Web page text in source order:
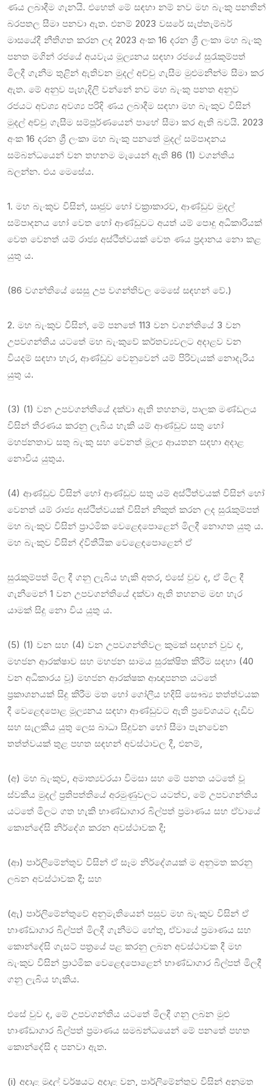
ණය ලබාදීම ගැනයි. එහෙත් මේ සඳහා නම් නව මහ බැංකු පනතින්
බරපතල සීමා පනවා ඇත. එනම් 2023 වසරේ සැප්තැම්බර්
මාසයේදී නීතිගත කරන ලද 2023 අංක 16 දරන ශ්‍රී ලංකා මහ බැංකු
පනත මගින් රජයේ අයවැය මූල්‍යනය සඳහා රජයේ සුරැකුම්පත්
මිලදී ගැනීම තුළින් ඇතිවන මුදල් අච්චු ගැසීම මුළුමනින්ම සීමා කර
ඇත. මේ අනුව පැහැදිලි වන්නේ නව මහ බැංකු පනත අනුව
රජයට අවශ්‍ය අවශ්‍ය පරිදි ණය ලබාදීම සඳහා මහ බැංකුව විසින්
මුදල් අච්චු ගැසීම සම්පූර්ණයෙන් පාහේ සීමා කර ඇති බවයි. 2023
අංක 16 දරන ශ්‍රී ලංකා මහ බැංකු පනතේ මුදල් සම්පාදනය
සම්බන්ධයෙන් වන තහනම මැයෙන් ඇති 86 (1) වගන්තිය
බලන්න. එය මෙසේය.
1. මහ බැංකුව විසින්, ඍජුව හෝ වක්‍රාකාරව, ආණ්ඩුව මුදල්
සම්පාදනය හෝ වෙත හෝ ආණ්ඩුවට අයත් යම් පොදු අධිකාරියක්
වෙත වෙනත් යම් රාජ්‍ය අස්ථිත්වයක් වෙත ණය ප්‍රදානය නො කළ
යුතු ය.
(86 වගන්තියේ සෙසු උප වගන්තිවල මෙසේ සඳහන් වේ.)
2. මහ බැංකුව විසින්, මේ පනතේ 113 වන වගන්තියේ 3 වන
උපවගන්තිය යටතේ මහ බැංකුවේ කර්තව්‍යවලට අදාළව වන
වියදම් සඳහා හැර, ආණ්ඩුව වෙනුවෙන් යම් පිරිවැයක් නොදැරිය
යුතු ය.
(3) (1) වන උපවගන්තියේ දක්වා ඇති තහනම, පාලක මණ්ඩලය
විසින් තීරණය කරනු ලැබිය හැකි යම් ආණ්ඩුව සතු හෝ
මහජනතාව සතු බැංකු සහ වෙනත් මූල්‍ය ආයතන සඳහා අදාළ
නොවිය යුතුය.
(4) ආණ්ඩුව විසින් හෝ ආණ්ඩුව සතු යම් අස්ථිත්වයක් විසින් හෝ
වෙනත් යම් රාජ්‍ය අස්ථිත්වයක් විසින් නිකුත් කරන ලද සුරැකුම්පත්
මහ බැංකුව විසින් ප්‍රාථමික වෙළෙඳපොළෙන් මිලදී නොගත යුතු ය.
මහ බැංකුව විසින් ද්විතීයික වෙළෙඳපොළෙන් ඒ
සුරැකුම්පත් මිල දී ගනු ලැබිය හැකි අතර, එසේ වුව ද, ඒ මිල දී
ගැනීමෙන් 1 වන උපවගන්තියේ දක්වා ඇති තහනම මඟ හැර
යාමක් සිදු නො විය යුතු ය.
(5) (1) වන සහ (4) වන උපවගන්තිවල කුමක් සඳහන් වුව ද,
මහජන ආරක්ෂාව සහ මහජන සාමය සුරක්ෂිත කිරීම සඳහා (40
වන අධිකාරය වූ) මහජන ආරක්ෂක ආඥාපනත යටතේ
ප්‍රකාශනයක් සිදු කිරීම මත හෝ ගෝලීය හදිසි සෞඛ්‍ය තත්ත්වයක
දී වෙළෙඳපොළ මූල්‍යනය සඳහා ආණ්ඩුවට ඇති ප්‍රවේශයට දැඩිව
සහ සැලකිය යුතු ලෙස බාධා සිදුවන හෝ සීමා පැනවෙන
තත්ත්වයක් තුළ පහත සඳහන් අවස්ථාවල දී, එනම්,
(අ) මහ බැංකුව, අමාත්‍යවරයා විමසා සහ මේ පනත යටතේ වූ
ස්වකීය මුදල් ප්‍රතිපත්තියේ අරමුණුවලට යටත්ව, මේ උපවගන්තිය
යටතේ මිලට ගත හැකි භාණ්ඩාගාර බිල්පත් ප්‍රමාණය සහ ඒවායේ
කොන්දේසි නිර්දේශ කරන අවස්ථාවක දී;
(ආ) පාර්ලිමේන්තුව විසින් ඒ සෑම නිර්දේශයක් ම අනුමත කරනු
ලබන අවස්ථාවක දී; සහ
(ඇ) පාර්ලිමේන්තුවේ අනුමැතියෙන් පසුව මහ බැංකුව විසින් ඒ
භාණ්ඩාගාර බිල්පත් මිලදී ගැනීමට හේතු, ඒවායේ ප්‍රමාණය සහ
කොන්දේසි ගැසට් පත්‍රයේ පළ කරනු ලබන අවස්ථාවක දී මහ
බැංකුව විසින් ප්‍රාථමික වෙළෙඳපොළෙන් භාණ්ඩාගාර බිල්පත් මිලදී
ගනු ලැබිය හැකිය.
එසේ වුව ද, මේ උපවගන්තිය යටතේ මිලදී ගනු ලබන මුළු
භාණ්ඩාගාර බිල්පත් ප්‍රමාණය සමබන්ධයෙන් මේ පනතේ පහත
කොන්දේසි ද පනවා ඇත.
(i) අදාළ මුදල් වර්ෂයට අදාළ වන, පාර්ලිමේන්තුව විසින් අනුමත